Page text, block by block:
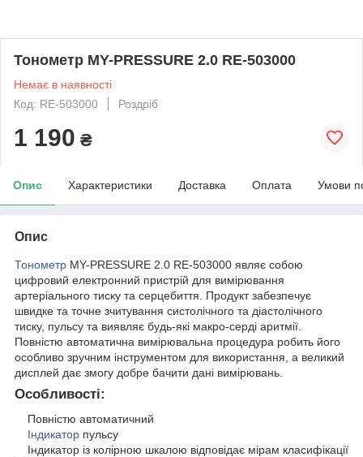
Тонометр MY-PRESSURE 2.0 RE-503000
Немає в наявності
Код: RE-503000
Роздріб
1 190 ₴
Опис Характеристики Доставка Оплата Умови
Опис
Тонометр MY-PRESSURE 2.0 RE-503000 являє собою
цифровий електронний пристрій для вимірювання
артеріального тиску та серцебиття. Продукт забезпечує
швидке та точне зчитування систолічного та діастолічного
тиску, пульсу та виявляє будь-які макро-серді аритмії.
Повністю автоматична вимірювальна процедура робить його
особливо зручним інструментом для використання, а великий
дисплей дає змогу добре бачити дані вимірювань.
Особливості:
Повністю автоматичний
Індикатор пульсу
Індикатор із колірною шкалою відповідає мірам класифікації